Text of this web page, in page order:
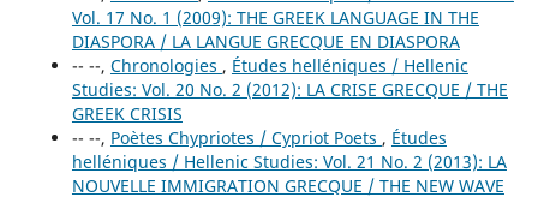
Vol. 17 No. 1 (2009): THE GREEK LANGUAGE IN THE
DIASPORA / LA LANGUE GRECQUE EN DIASPORA
-- --, Chronologies , Études helléniques / Hellenic
Studies: Vol. 20 No. 2 (2012): LA CRISE GRECQUE / THE
GREEK CRISIS
-- --, Poètes Chypriotes / Cypriot Poets , Études
helléniques / Hellenic Studies: Vol. 21 No. 2 (2013): LA
NOUVELLE IMMIGRATION GRECQUE / THE NEW WAVE